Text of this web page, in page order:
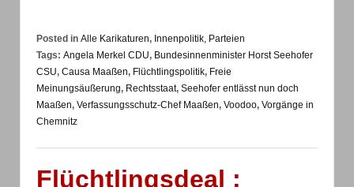
Posted in Alle Karikaturen, Innenpolitik, Parteien
Tags: Angela Merkel CDU, Bundesinnenminister Horst Seehofer
CSU, Causa Maaßen, Flüchtlingspolitik, Freie
Meinungsäußerung, Rechtsstaat, Seehofer entlässt nun doch
Maaßen, Verfassungsschutz-Chef Maaßen, Voodoo, Vorgänge in
Chemnitz
Flüchtlingsdeal :